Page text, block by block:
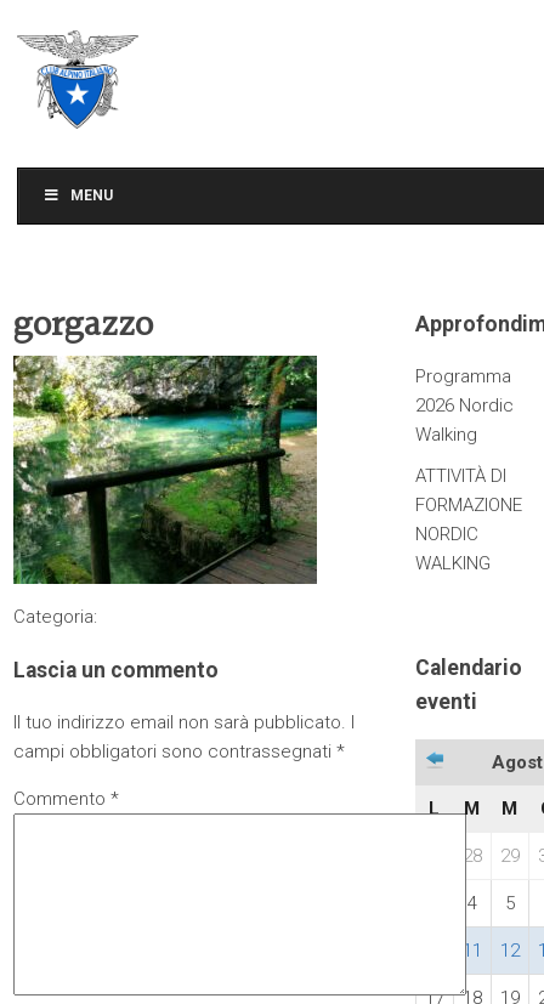
MENU
gorgazzo
Categoria:
Lascia un commento
Il tuo indirizzo email non sarà pubblicato. I
campi obbligatori sono contrassegnati*
Commento*
Programma
2026 Nordic
Walking
ATTIVITÀ DI
FORMAZIONE
NORDIC
WALKING
Calendario
eventi
L M M
28 29
4 5
11 12
17 18 19